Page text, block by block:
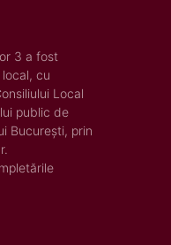
3 a fost
cu
Local
public de
București, prin